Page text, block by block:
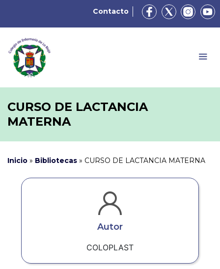
Contacto
CURSO DE LACTANCIA
MATERNA
Inicio » Bibliotecas » CURSO DE LACTANCIA MATERNA
Autor
COLOPLAST